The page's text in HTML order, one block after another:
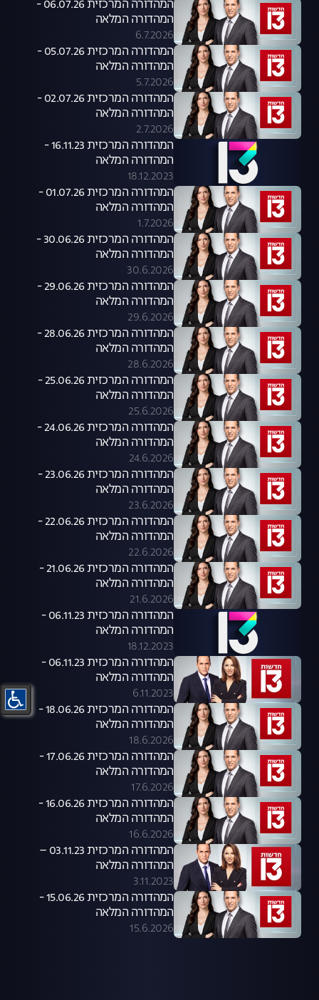
המהדורה המרכזית 06.07.26 -
המהדורה המלאה
6.7.2026
המהדורה המרכזית 05.07.26 -
המהדורה המלאה
5.7.2026
המהדורה המרכזית 02.07.26 -
המהדורה המלאה
2.7.2026
המהדורה המרכזית 16.11.23 -
המהדורה המלאה
18.12.2023
המהדורה המרכזית 01.07.26 -
המהדורה המלאה
1.7.2026
המהדורה המרכזית 30.06.26 -
המהדורה המלאה
30.6.2026
המהדורה המרכזית 29.06.26 -
המהדורה המלאה
29.6.2026
המהדורה המרכזית 28.06.26 -
המהדורה המלאה
28.6.2026
המהדורה המרכזית 25.06.26 -
המהדורה המלאה
25.6.2026
המהדורה המרכזית 24.06.26 -
המהדורה המלאה
24.6.2026
המהדורה המרכזית 23.06.26 -
המהדורה המלאה
23.6.2026
המהדורה המרכזית 22.06.26 -
המהדורה המלאה
22.6.2026
המהדורה המרכזית 21.06.26 -
המהדורה המלאה
21.6.2026
המהדורה המרכזית 06.11.23 -
המהדורה המלאה
18.12.2023
המהדורה המרכזית 06.11.23 -
המהדורה המלאה
6.11.2023
המהדורה המרכזית 18.06.26 -
המהדורה המלאה
18.6.2026
המהדורה המרכזית 17.06.26 -
המהדורה המלאה
17.6.2026
המהדורה המרכזית 16.06.26 -
המהדורה המלאה
16.6.2026
המהדורה המרכזית 03.11.23 –
המהדורה המלאה
3.11.2023
המהדורה המרכזית 15.06.26 -
המהדורה המלאה
15.6.2026